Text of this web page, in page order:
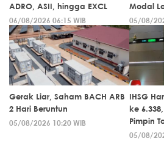
ADRO, ASII, hingga EXCL
06/08/2026 06:15 WIB
Modal
05/08/
Gerak Liar, Saham BACH ARB
2 Hari Beruntun
05/08/2026 10:20 WIB
IHSG
ke
Pimpin
05/08/